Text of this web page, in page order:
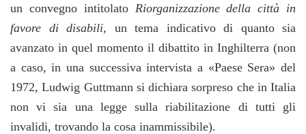
un convegno intitolato Riorganizzazione della città in
favore di disabili, un tema indicativo di quanto sia
avanzato in quel momento il dibattito in Inghilterra (non
a caso, in una successiva intervista a «Paese Sera» del
1972, Ludwig Guttmann si dichiara sorpreso che in Italia
non vi sia una legge sulla riabilitazione di tutti gli
invalidi, trovando la cosa inammissibile).